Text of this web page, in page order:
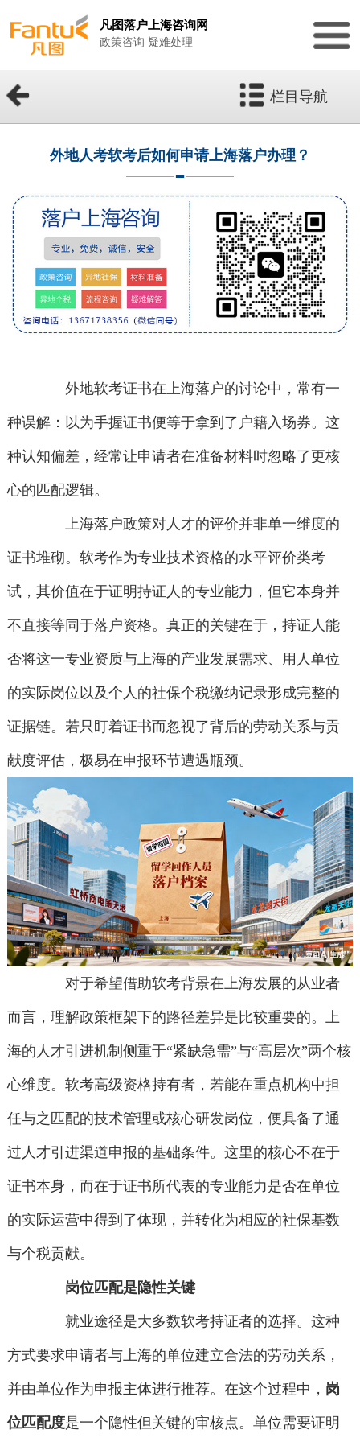
凡图落户上海咨询网
政策咨询 疑难处理
栏目导航
外地人考软考后如何申请上海落户办理？
外地软考证书在上海落户的讨论中，常有一
种误解：以为手握证书便等于拿到了户籍入场券。这
种认知偏差，经常让申请者在准备材料时忽略了更核
心的匹配逻辑。
上海落户政策对人才的评价并非单一维度的
证书堆砌。软考作为专业技术资格的水平评价类考
试，其价值在于证明持证人的专业能力，但它本身并
不直接等同于落户资格。真正的关键在于，持证人能
否将这一专业资质与上海的产业发展需求、用人单位
的实际岗位以及个人的社保个税缴纳记录形成完整的
证据链。若只盯着证书而忽视了背后的劳动关系与贡
献度评估，极易在申报环节遭遇瓶颈。
对于希望借助软考背景在上海发展的从业者
而言，理解政策框架下的路径差异是比较重要的。上
海的人才引进机制侧重于“紧缺急需”与“高层次”两个核
心维度。软考高级资格持有者，若能在重点机构中担
任与之匹配的技术管理或核心研发岗位，便具备了通
过人才引进渠道申报的基础条件。这里的核心不在于
证书本身，而在于证书所代表的专业能力是否在单位
的实际运营中得到了体现，并转化为相应的社保基数
与个税贡献。
岗位匹配是隐性关键
就业途径是大多数软考持证者的选择。这种
方式要求申请者与上海的单位建立合法的劳动关系，
并由单位作为申报主体进行推荐。在这个过程中， 岗
位匹配度是一个隐性但关键的审核点。单位需要证明